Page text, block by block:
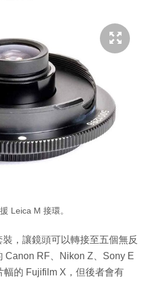
Leica M 接環。
，讓鏡頭可以轉接至五個無反
Canon RF、Nikon Z、Sony E
幅的 Fujifilm X，但後者會有